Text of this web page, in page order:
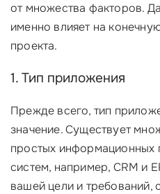
от множества факторов.
именно влияет на
проекта.
1. Тип приложения
Прежде всего, тип
значение. Существует
простых
систем, например, CRM и
вашей цели и требований,